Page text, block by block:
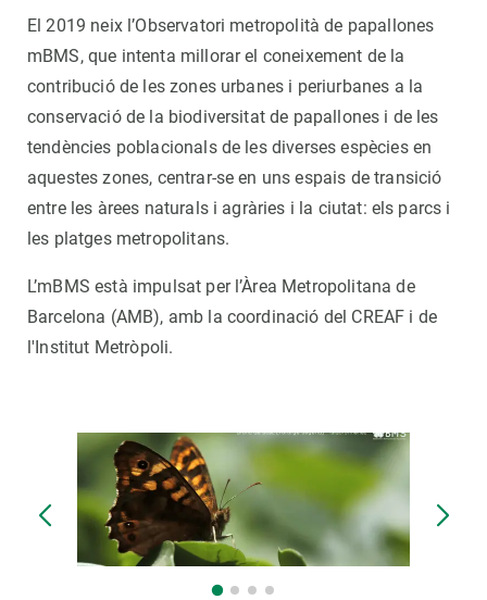
El 2019 neix l’Observatori metropolità de papallones
mBMS, que intenta millorar el coneixement de la
contribució de les zones urbanes i periurbanes a la
conservació de la biodiversitat de papallones i de les
tendències poblacionals de les diverses espècies en
aquestes zones, centrar-se en uns espais de transició
entre les àrees naturals i agràries i la ciutat: els parcs i
les platges metropolitans.
L’mBMS està impulsat per l’Àrea Metropolitana de
Barcelona (AMB), amb la coordinació del CREAF i de
l'Institut Metròpoli.